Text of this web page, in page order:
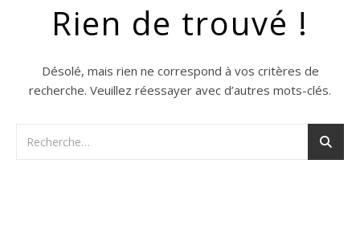
Rien de trouvé !
Désolé, mais rien ne correspond à vos critères de
recherche. Veuillez réessayer avec d’autres mots-clés.